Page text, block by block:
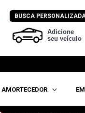
BUSCA
Adicione
seu veículo
AMORTECEDOR